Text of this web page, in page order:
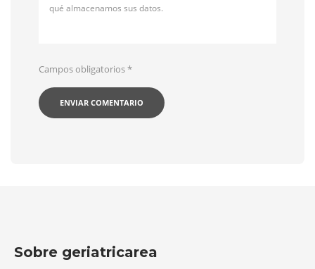
qué almacenamos sus datos.
Campos obligatorios*
Sobre geriatricarea